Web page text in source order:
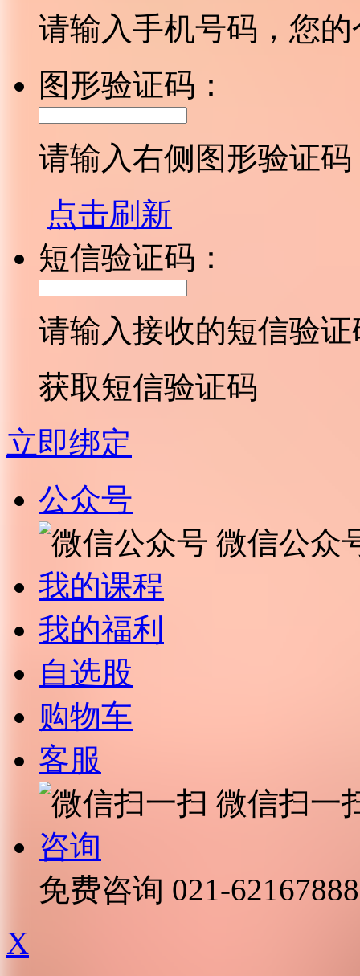
请输入手机号码，您
图形验证码：
请输入右侧图形验证码
点击刷新
短信验证码：
请输入接收的短信验证
获取短信验证码
立即绑定
公众号
微信公众
我的课程
我的福利
自选股
购物车
客服
微信扫一
咨询
免费咨询 021-62167888
X